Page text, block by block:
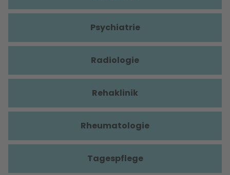
Psychiatrie
Radiologie
Rehaklinik
Rheumatologie
Tagespflege